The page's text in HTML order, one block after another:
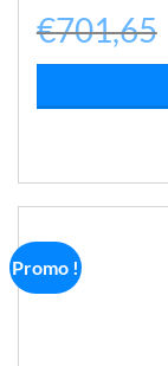
€701,65
Promo !